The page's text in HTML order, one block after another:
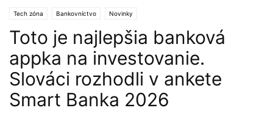
Tech zóna Bankovníctvo Novinky
Toto je najlepšia banková
appka na investovanie.
Slováci rozhodli v ankete
Smart Banka 2026